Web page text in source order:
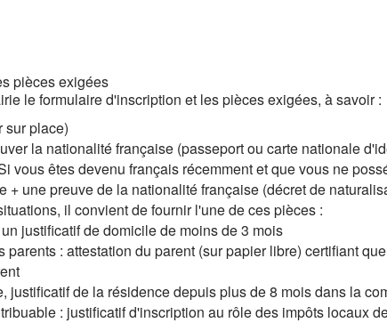
pièces exigées
le formulaire d'inscription et les pièces exigées, à savoir :
sur place)
la nationalité française (passeport ou carte nationale
vous êtes devenu français récemment et que vous ne
+ une preuve de la nationalité française (décret de
il convient de fournir l'une de ces pièces :
justificatif de domicile de moins de 3 mois
: attestation du parent (sur papier libre) certifiant
justificatif de la résidence depuis plus de 8 mois dans la
: justificatif d'inscription au rôle des impôts locaux